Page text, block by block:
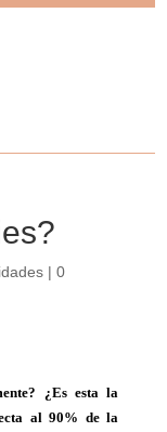
| 0
¿Es esta la
al 90% de la